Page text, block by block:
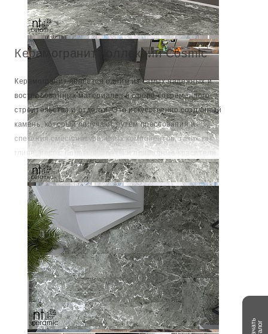
Керамогранит коллекции Cosmic
Керамогранит является одним из самых надежных и
востребованных материалов в сфере современного
строительства и отделки. Это искусственно созданный
камень, который получают путём прессования и
спекания смеси натуральных компонентов, таких как
глина, песок, полевые шпаты и природные красители.
Процесс производства происходит при высоких
температурах, что придает керамограниту выдающиеся
характеристики: он имеет низкое водопоглощение,
высокую прочность, износостойкость и устойчивость к
внешним воздействиям.
Переходя к уникальности коллекции керамогранита
"Cosmic", стоит отметить, что она воплощает не просто
технические качества материала, но и дарит владельцам
целую вселенную под ногами. "Cosmic" – это
олицетворение инновационных подходов в дизайне
керамогранита, где вдохновение черпается из самых
Читать далее